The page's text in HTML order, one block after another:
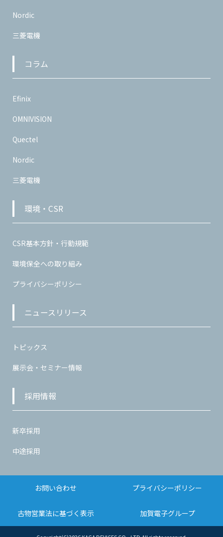
Nordic
三菱電機
コラム
Efinix
OMNIVISION
Quectel
Nordic
三菱電機
環境・CSR
CSR基本方針・行動規範
環境保全への取り組み
プライバシーポリシー
ニュースリリース
トピックス
展示会・セミナー情報
採用情報
新卒採用
中途採用
お問い合わせ プライバシーポリシー
古物営業法に基づく表示 加賀電子グループ